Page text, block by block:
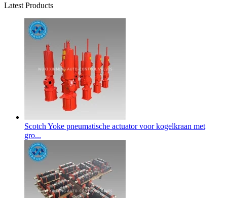
Latest Products
Scotch Yoke pneumatische actuator voor kogelkraan met
gro...